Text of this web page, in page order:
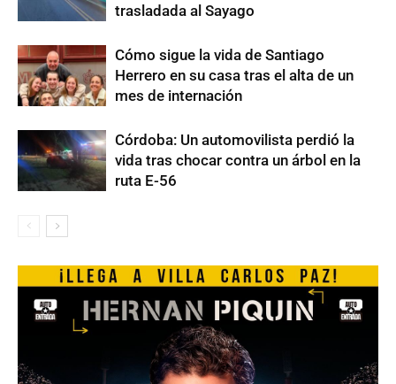
trasladada al Sayago
Cómo sigue la vida de Santiago
Herrero en su casa tras el alta de un
mes de internación
Córdoba: Un automovilista perdió la
vida tras chocar contra un árbol en la
ruta E-56